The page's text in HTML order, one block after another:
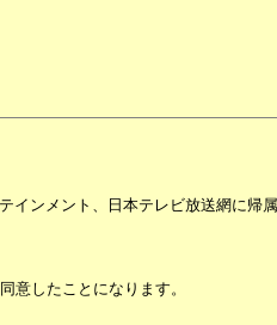
インメント、日本テレビ放送網に帰属
意したことになります。